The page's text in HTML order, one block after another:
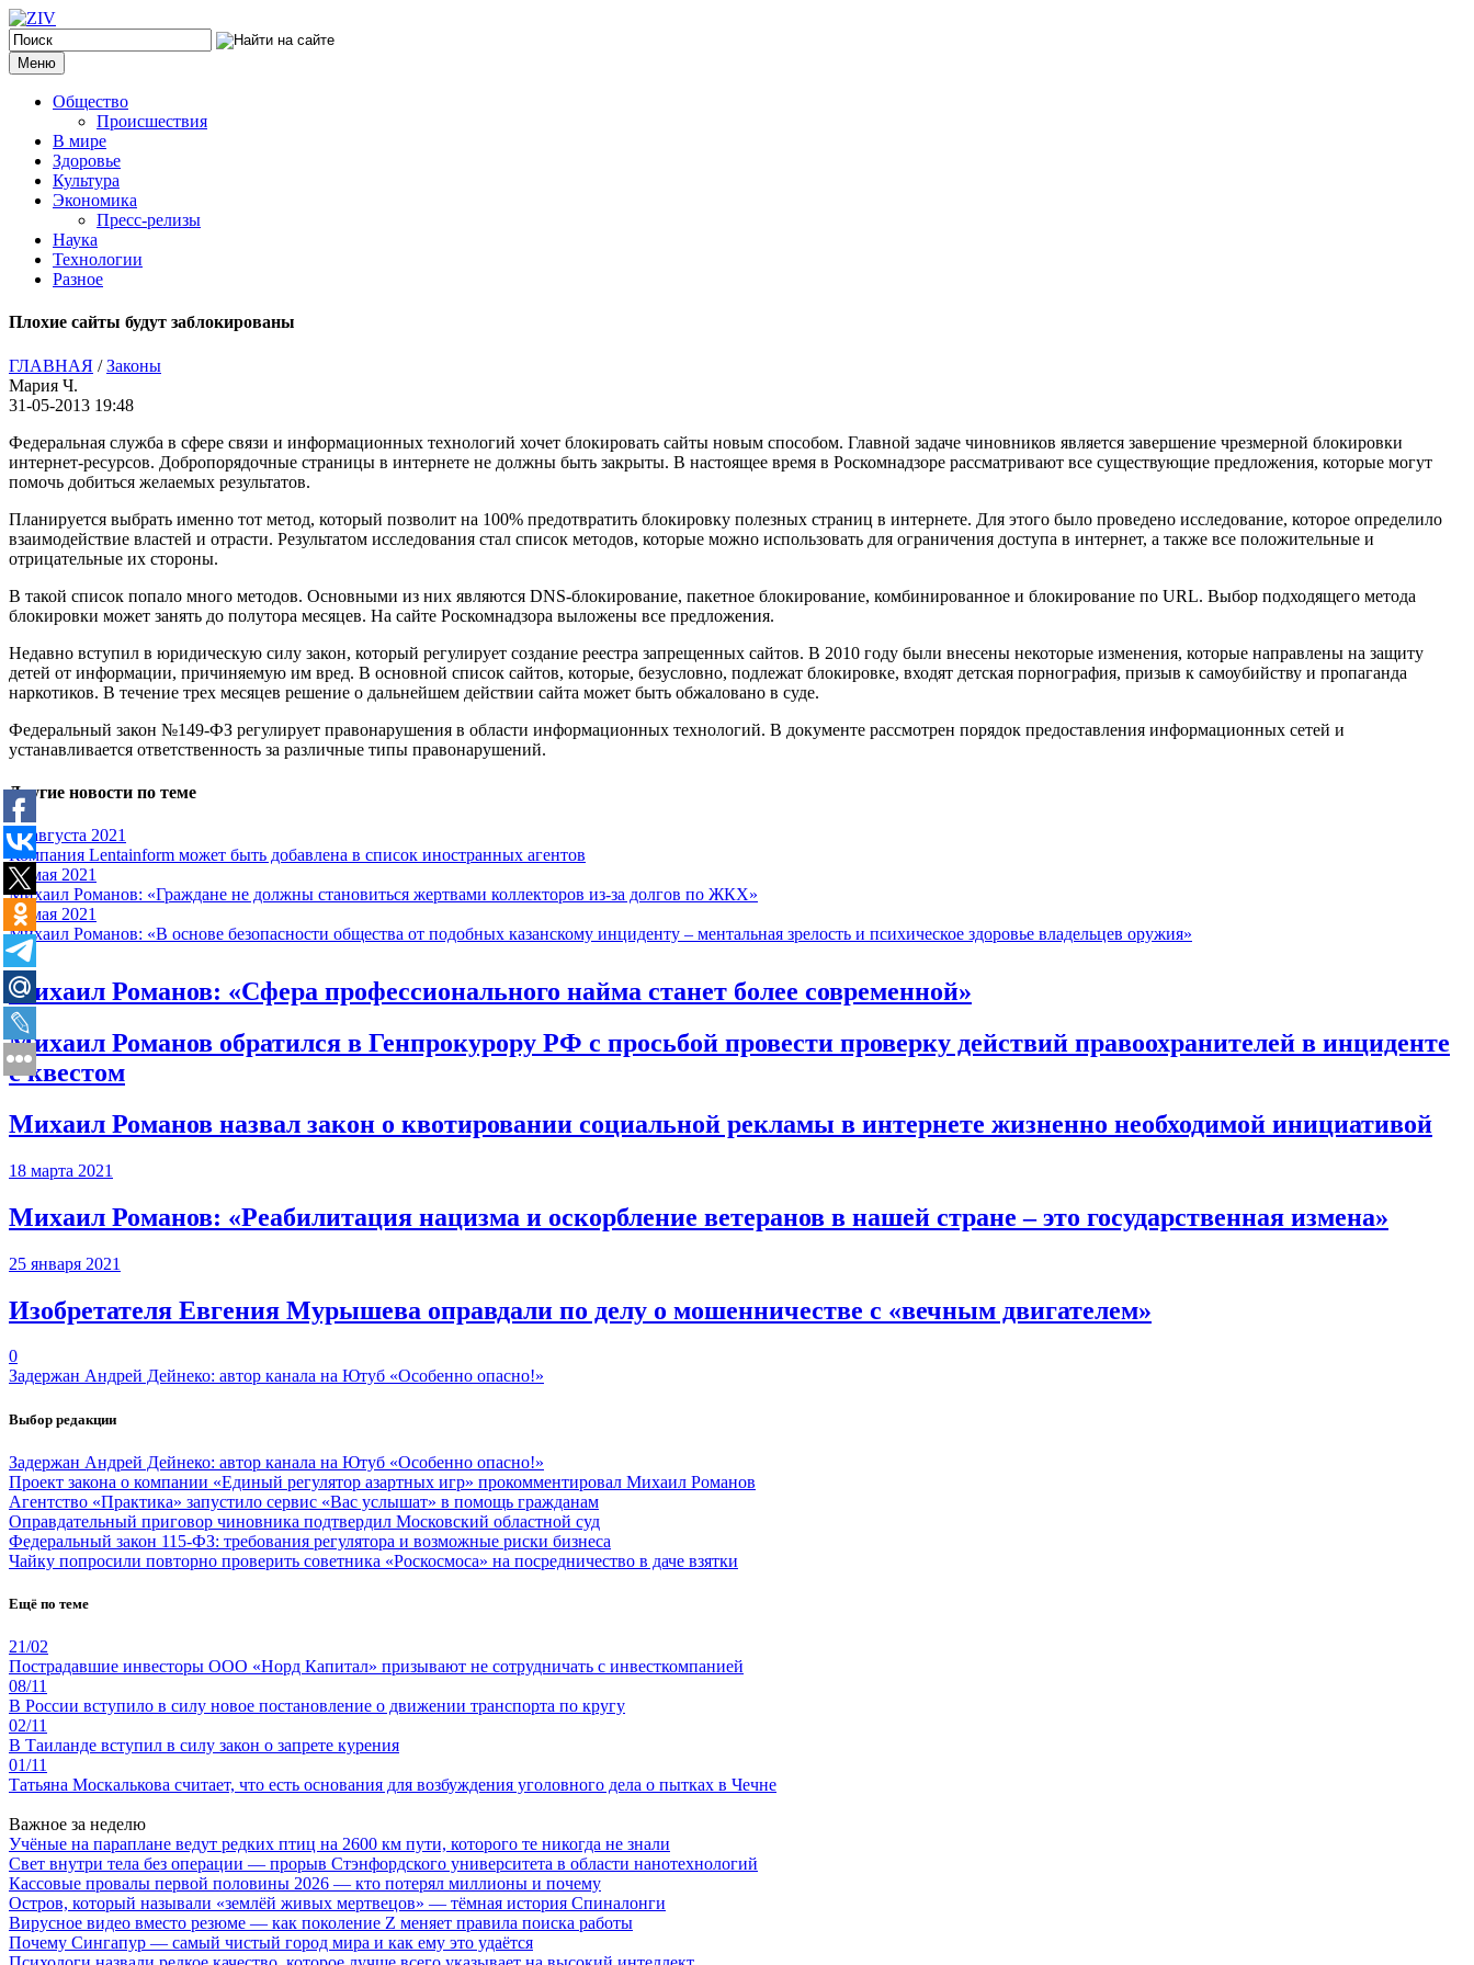
Меню
Общество
Происшествия
В мире
Здоровье
Культура
Экономика
Пресс-релизы
Наука
Технологии
Разное
Плохие сайты будут заблокированы
ГЛАВНАЯ /Законы
Мария Ч.
31-05-2013 19:48
Федеральная служба в сфере связи и информационных технологий хочет блокировать сайты новым способом. Главной задаче чиновников является завершение чрезмерной блокировки
интернет-ресурсов. Добропорядочные страницы в интернете не должны быть закрыты. В настоящее время в Роскомнадзоре рассматривают все существующие предложения, которые могут
помочь добиться желаемых результатов.
Планируется выбрать именно тот метод, который позволит на 100% предотвратить блокировку полезных страниц в интернете. Для этого было проведено исследование, которое определило
взаимодействие властей и отрасти. Результатом исследования стал список методов, которые можно использовать для ограничения доступа в интернет, а также все положительные и
отрицательные их стороны.
В такой список попало много методов. Основными из них являются DNS-блокирование, пакетное блокирование, комбинированное и блокирование по URL. Выбор подходящего метода
блокировки может занять до полутора месяцев. На сайте Роскомнадзора выложены все предложения.
Недавно вступил в юридическую силу закон, который регулирует создание реестра запрещенных сайтов. В 2010 году были внесены некоторые изменения, которые направлены на защиту
детей от информации, причиняемую им вред. В основной список сайтов, которые, безусловно, подлежат блокировке, входят детская порнография, призыв к самоубийству и пропаганда
наркотиков. В течение трех месяцев решение о дальнейшем действии сайта может быть обжаловано в суде.
Федеральный закон №149-ФЗ регулирует правонарушения в области информационных технологий. В документе рассмотрен порядок предоставления информационных сетей и
устанавливается ответственность за различные типы правонарушений.
Другие новости по теме
27 августа 2021
Компания Lentainform может быть добавлена в список иностранных агентов
28 мая 2021
Михаил Романов: «Граждане не должны становиться жертвами коллекторов из-за долгов по ЖКХ»
18 мая 2021
Михаил Романов: «В основе безопасности общества от подобных казанскому инциденту – ментальная зрелость и психическое здоровье владельцев оружия»
Михаил Романов: «Сфера профессионального найма станет более современной»
Михаил Романов обратился в Генпрокурору РФ с просьбой провести проверку действий правоохранителей в инциденте
с квестом
Михаил Романов назвал закон о квотировании социальной рекламы в интернете жизненно необходимой инициативой
18 марта 2021
Михаил Романов: «Реабилитация нацизма и оскорбление ветеранов в нашей стране – это государственная измена»
25 января 2021
Изобретателя Евгения Мурышева оправдали по делу о мошенничестве с «вечным двигателем»
0
Задержан Андрей Дейнеко: автор канала на Ютуб «Особенно опасно!»
Выбор редакции
Задержан Андрей Дейнеко: автор канала на Ютуб «Особенно опасно!»
Проект закона о компании «Единый регулятор азартных игр» прокомментировал Михаил Романов
Агентство «Практика» запустило сервис «Вас услышат» в помощь гражданам
Оправдательный приговор чиновника подтвердил Московский областной суд
Федеральный закон 115-ФЗ: требования регулятора и возможные риски бизнеса
Чайку попросили повторно проверить советника «Роскосмоса» на посредничество в даче взятки
Ещё по теме
21/02
Пострадавшие инвесторы ООО «Норд Капитал» призывают не сотрудничать с инвесткомпанией
08/11
В России вступило в силу новое постановление о движении транспорта по кругу
02/11
В Таиланде вступил в силу закон о запрете курения
01/11
Татьяна Москалькова считает, что есть основания для возбуждения уголовного дела о пытках в Чечне
Важное за неделю
Учёные на параплане ведут редких птиц на 2600 км пути, которого те никогда не знали
Свет внутри тела без операции — прорыв Стэнфордского университета в области нанотехнологий
Кассовые провалы первой половины 2026 — кто потерял миллионы и почему
Остров, который называли «землёй живых мертвецов» — тёмная история Спиналонги
Вирусное видео вместо резюме — как поколение Z меняет правила поиска работы
Почему Сингапур — самый чистый город мира и как ему это удаётся